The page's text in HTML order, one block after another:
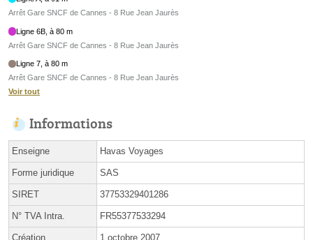
Arrêt Gare SNCF de Cannes - 8 Rue Jean Jaurès
Ligne 6B, à 80 m
Arrêt Gare SNCF de Cannes - 8 Rue Jean Jaurès
Ligne 7, à 80 m
Arrêt Gare SNCF de Cannes - 8 Rue Jean Jaurès
Voir tout
Informations
Enseigne Havas Voyages
Forme juridique SAS
SIRET 37753329401286
N° TVA Intra. FR55377533294
Création 1 octobre 2007